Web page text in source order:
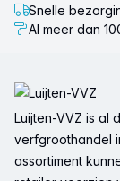
Snelle
Al meer dan
Luijten-VVZ is al
verfgroothandel
assortiment